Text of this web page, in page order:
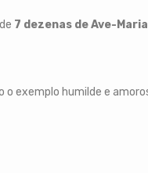
7 dezenas de Ave-Maria
exemplo humilde e